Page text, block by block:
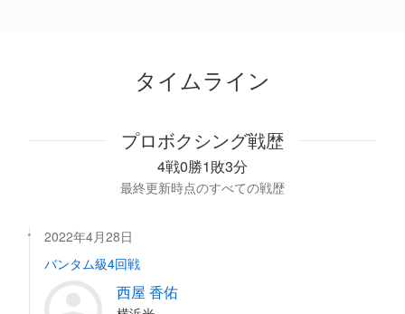
タイムライン
プロボクシング戦歴
4戦0勝1敗3分
最終更新時点のすべての戦歴
2022年4月28日
バンタム級4回戦
西屋 香佑